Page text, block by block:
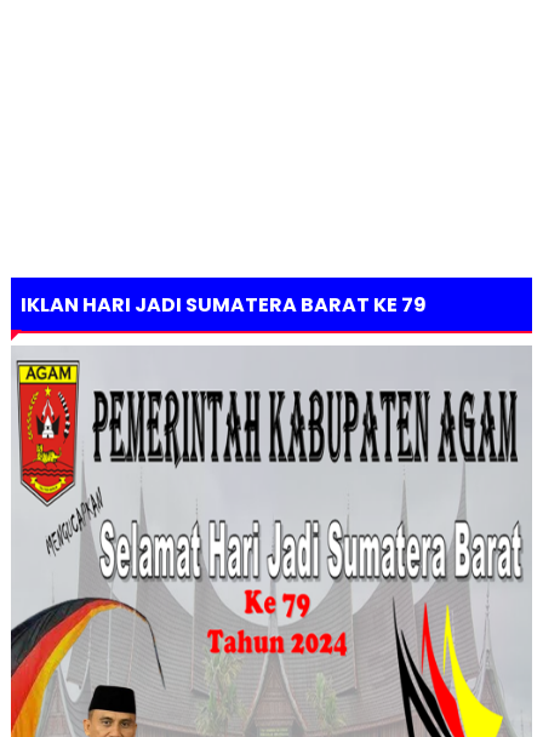
IKLAN HARI JADI SUMATERA BARAT KE 79